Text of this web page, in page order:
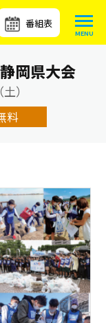
番組表
岡県大会
）
料